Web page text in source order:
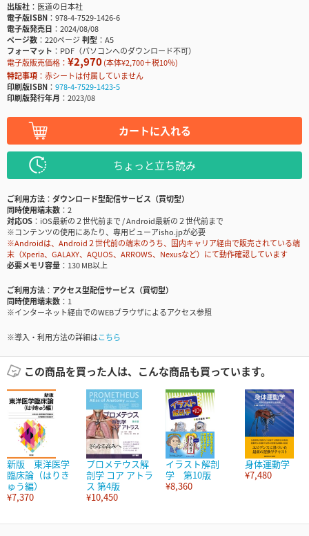
出版社
医道の日本社
電子版ISBN
978-4-7529-1426-6
電子版発売日
2024/08/08
ページ数
220ページ判型
A5
フォーマット
PDF（パソコンへのダウンロード不可）
電子版販売価格： ¥2,970(本体¥2,700＋税10％)
特記事項
赤シートは付属していません
印刷版ISBN
978-4-7529-1423-5
印刷版発行年月
2023/08
カートに入れる
ちょっと立ち読み
ご利用方法
ダウンロード型配信サービス（買切型）
同時使用端末数
2
対応OS
iOS最新の２世代前まで / Android最新の２世代前まで
※コンテンツの使用にあたり、専用ビューアisho.jpが必要
※Androidは、Android２世代前の端末のうち、国内キャリア経由で販売されている端
末（Xperia、GALAXY、AQUOS、ARROWS、Nexusなど）にて動作確認しています
必要メモリ容量
130 MB以上
ご利用方法
アクセス型配信サービス（買切型）
同時使用端末数
1
※インターネット経由でのWEBブラウザによるアクセス参照
※導入・利用方法の詳細はこちら
この商品を買った人は、こんな商品も買っています。
新版 東洋医学
臨床論（はりき
ゅう編）
¥7,370
プロメテウス解
剖学 コア アトラ
ス 第4版
¥10,450
イラスト解剖
学 第10版
¥8,360
身体運動学
¥7,480